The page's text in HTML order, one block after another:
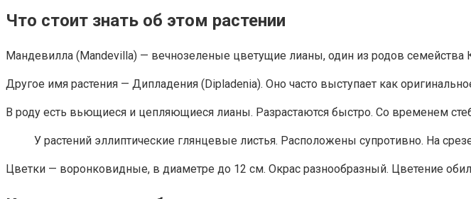
Что стоит знать об этом растении
Мандевилла (Mandevilla) — вечнозеленые цветущие лианы, один из родов
Другое имя растения — Дипладения (Dipladenia). Оно часто выступает как
В роду есть вьющиеся и цепляющиеся лианы. Разрастаются быстро. Со временем
У растений эллиптические глянцевые листья. Расположены супротивно. На
Цветки — воронковидные, в диаметре до 12 см. Окрас разнообразный. Цветение